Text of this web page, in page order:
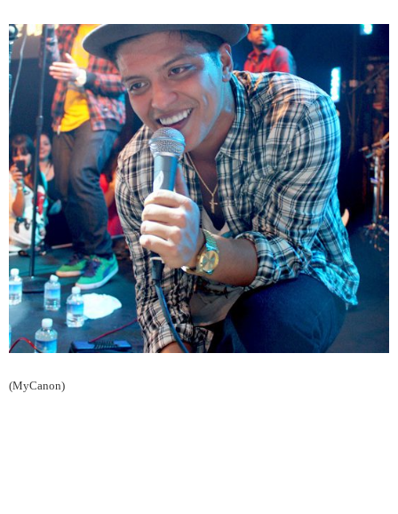
(MyCanon)